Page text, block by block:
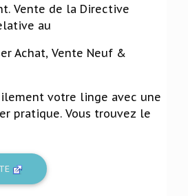
Vente de la Directive
au
Achat, Vente Neuf &
votre linge avec une
pratique. Vous trouvez le